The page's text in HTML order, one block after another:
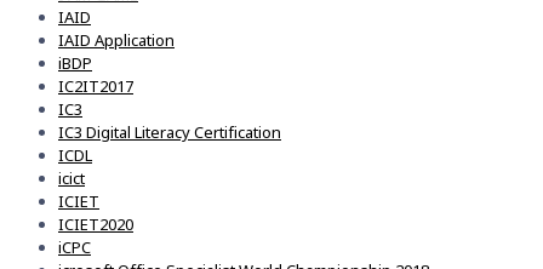
IAID
IAID Application
iBDP
IC2IT2017
IC3
IC3 Digital Literacy Certification
ICDL
icict
ICIET
ICIET2020
iCPC